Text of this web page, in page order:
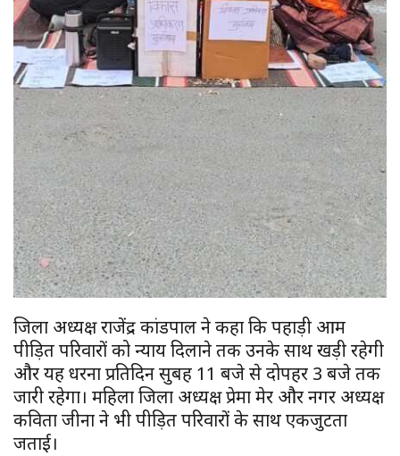
जिला अध्यक्ष राजेंद्र कांडपाल ने कहा कि पहाड़ी आर्मी
पीड़ित परिवारों को न्याय दिलाने तक उनके साथ खड़ी रहेगी
और यह धरना प्रतिदिन सुबह 11 बजे से दोपहर 3 बजे तक
जारी रहेगा। महिला जिला अध्यक्ष प्रेमा मेर और नगर अध्यक्ष
कविता जीना ने भी पीड़ित परिवारों के साथ एकजुटता
जताई।